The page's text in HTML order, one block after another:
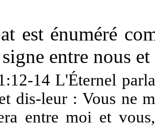
est énuméré
entre nous
14 L'Éternel
dis-leur : Vous ne
entre moi et